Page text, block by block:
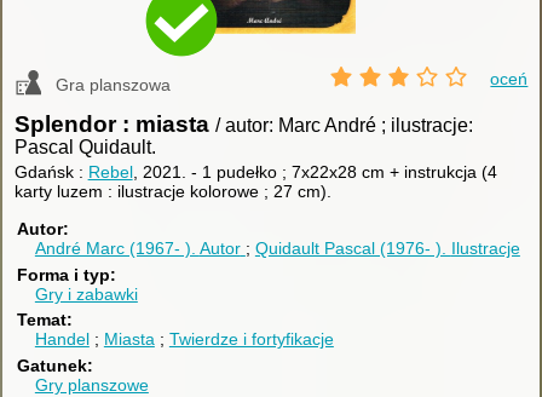
Gra planszowa oceń
Splendor : miasta / autor: Marc André ; ilustracje:
Pascal Quidault.
Gdańsk : Rebel, 2021. - 1 pudełko ; 7x22x28 cm + instrukcja (4
karty luzem : ilustracje kolorowe ; 27 cm).
Autor
André Marc (1967- ). Autor Quidault Pascal (1976- ). Ilustracje
Forma i typ
Gry i zabawki
Temat
Handel
Miasta
Twierdze i fortyfikacje
Gatunek
Gry planszowe